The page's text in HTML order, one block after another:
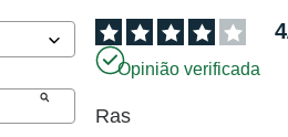
4
Opinião verificada
Ras